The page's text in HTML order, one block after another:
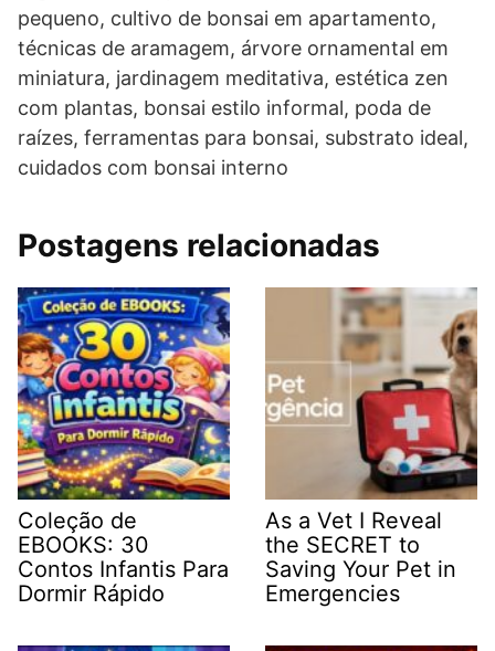
pequeno, cultivo de bonsai em apartamento,
técnicas de aramagem, árvore ornamental em
miniatura, jardinagem meditativa, estética zen
com plantas, bonsai estilo informal, poda de
raízes, ferramentas para bonsai, substrato ideal,
cuidados com bonsai interno
Postagens relacionadas
Coleção de
EBOOKS: 30
Contos Infantis Para
Dormir Rápido
As a Vet I Reveal
the SECRET to
Saving Your Pet in
Emergencies